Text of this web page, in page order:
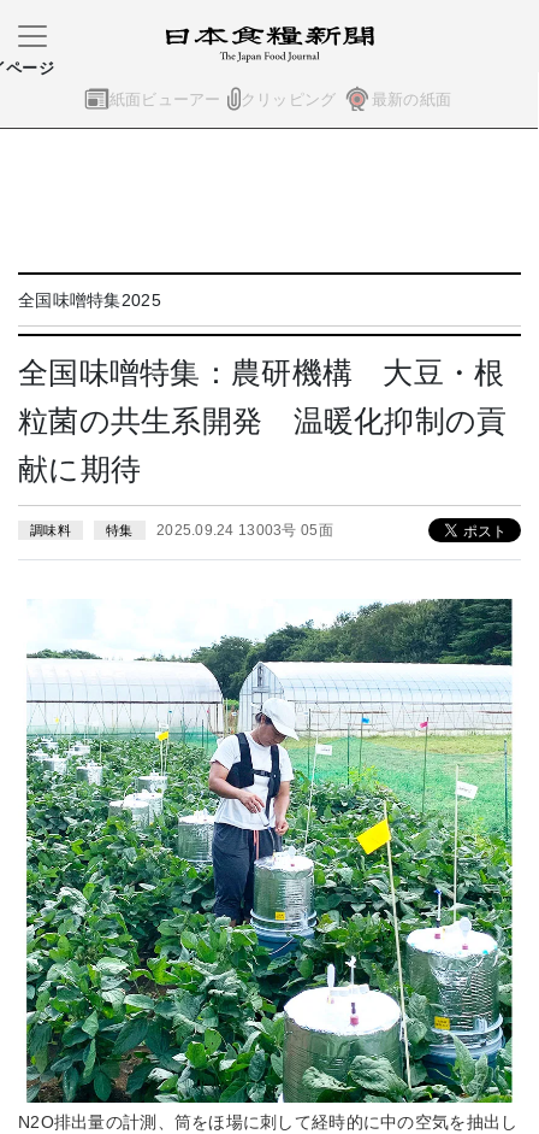
紙面ビューアー クリッピング 最新の紙面
ページ
全国味噌特集2025
全国味噌特集：農研機構 大豆・根
粒菌の共生系開発 温暖化抑制の貢
献に期待
調味料 特集 2025.09.24 13003号 05面
N2O排出量の計測、筒をほ場に刺して経時的に中の空気を抽出し